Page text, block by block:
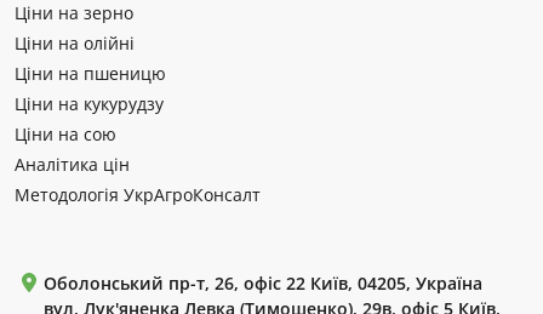
Ціни на зерно
Ціни на олійні
Ціни на пшеницю
Ціни на кукурудзу
Ціни на сою
Аналітика цін
Методологія УкрАгроКонсалт
Оболонський пр-т, 26, офіс 22 Київ, 04205, Україна
вул. Лук'яненка Левка (Тимошенко), 29в, офіс 5 Київ,